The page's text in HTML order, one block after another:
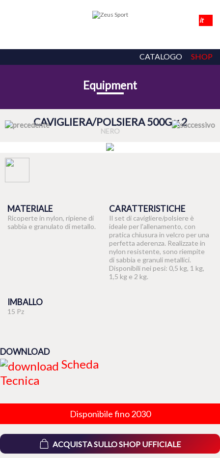
CATALOGO SHOP
Equipment
CAVIGLIERA/POLSIERA 500G x 2
NERO
MATERIALE
Ricoperte in nylon, ripiene di
sabbia e granulato di metallo.
CARATTERISTICHE
Il set di cavigliere/polsiere è
ideale per l'allenamento, con
pratica chiusura in velcro per una
perfetta aderenza. Realizzate in
nylon resistente, sono riempite
di sabbia e granuli metallici.
Disponibili nei pesi: 0,5 kg, 1 kg,
1,5 kg e 2 kg.
IMBALLO
15 Pz
DOWNLOAD
Scheda
Tecnica
Disponibile fino 2030
ACQUISTA SULLO SHOP UFFICIALE